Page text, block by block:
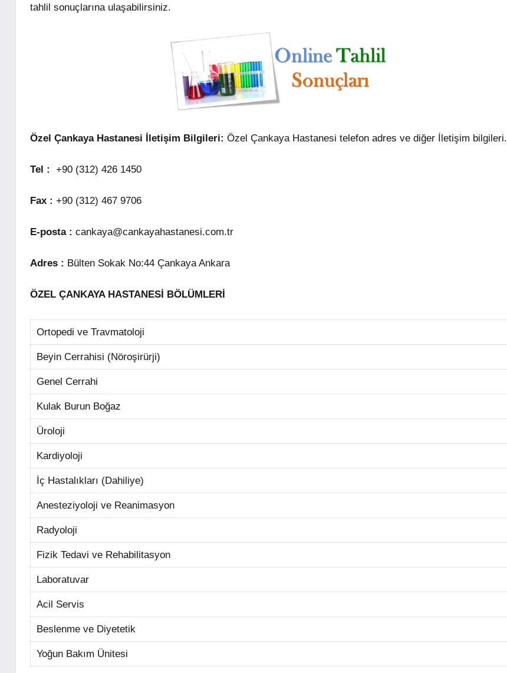
tahlil sonuçlarına ulaşabilirsiniz.
Özel Çankaya Hastanesi İletişim Bilgileri: Özel Çankaya Hastanesi telefon adres ve diğer İletişim bilgileri.
Tel : +90 (312) 426 1450
Fax : +90 (312) 467 9706
E-posta : cankaya@cankayahastanesi.com.tr
Adres : Bülten Sokak No:44 Çankaya Ankara
ÖZEL ÇANKAYA HASTANESİ BÖLÜMLERİ
Ortopedi ve Travmatoloji
Beyin Cerrahisi (Nöroşirürji)
Genel Cerrahi
Kulak Burun Boğaz
Üroloji
Kardiyoloji
İç Hastalıkları (Dahiliye)
Anesteziyoloji ve Reanimasyon
Radyoloji
Fizik Tedavi ve Rehabilitasyon
Laboratuvar
Acil Servis
Beslenme ve Diyetetik
Yoğun Bakım Ünitesi